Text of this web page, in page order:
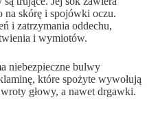
na skórę i spojówki oczu.
i zatrzymania oddechu,
i wymiotów.
niebezpieczne bulwy
które spożyte wywołują
głowy, a nawet drgawki.